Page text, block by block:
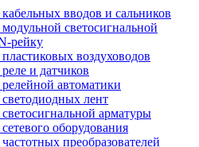
вводов и сальников
светосигнальной
рейку
воздуховодов
и датчиков
автоматики
лент
арматуры
оборудования
преобразователей